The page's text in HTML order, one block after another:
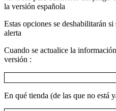
la versión española
Estas opciones se deshabilitarán
alerta
Cuando se actualice la
versión :
En qué tienda (de las que no está